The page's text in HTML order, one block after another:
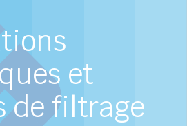
et
de filtrage